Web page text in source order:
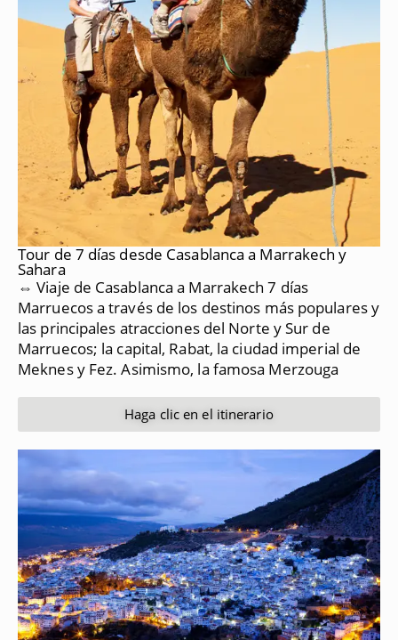
Tour de 7 días desde Casablanca a Marrakech y
Sahara
⇔ Viaje de Casablanca a Marrakech 7 días
Marruecos a través de los destinos más populares y
las principales atracciones del Norte y Sur de
Marruecos; la capital, Rabat, la ciudad imperial de
Meknes y Fez. Asimismo, la famosa Merzouga
Haga clic en el itinerario